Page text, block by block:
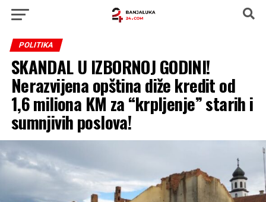
POLITIKA
SKANDAL U IZBORNOJ GODINI!
Nerazvijena opština diže kredit od
1,6 miliona KM za “krpljenje” starih i
sumnjivih poslova!